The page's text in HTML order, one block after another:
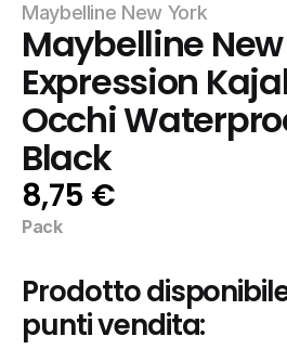
Maybelline New York
Maybelline
Expression
Occhi
Black
8,75 €
Pack
Prodotto
punti vendita: